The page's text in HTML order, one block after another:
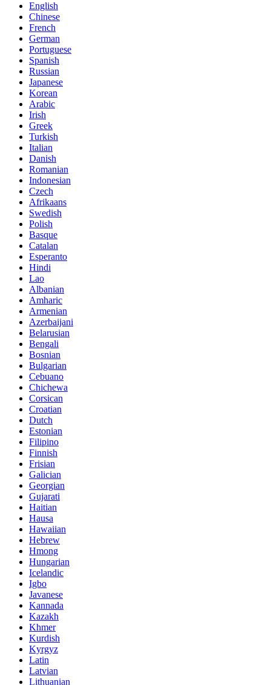
English
Chinese
French
German
Portuguese
Spanish
Russian
Japanese
Korean
Arabic
Irish
Greek
Turkish
Italian
Danish
Romanian
Indonesian
Czech
Afrikaans
Swedish
Polish
Basque
Catalan
Esperanto
Hindi
Lao
Albanian
Amharic
Armenian
Azerbaijani
Belarusian
Bengali
Bosnian
Bulgarian
Cebuano
Chichewa
Corsican
Croatian
Dutch
Estonian
Filipino
Finnish
Frisian
Galician
Georgian
Gujarati
Haitian
Hausa
Hawaiian
Hebrew
Hmong
Hungarian
Icelandic
Igbo
Javanese
Kannada
Kazakh
Khmer
Kurdish
Kyrgyz
Latin
Latvian
Lithuanian